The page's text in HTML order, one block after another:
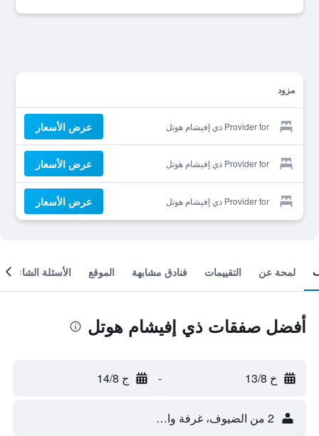
مزود
Provider for ذي إفيشام هوتل عرض الأسعار
Provider for ذي إفيشام هوتل عرض الأسعار
Provider for ذي إفيشام هوتل عرض الأسعار
لمحة عن التقييمات فنادق مشابهة الموقع الأسئلة الشائعة
أفضل صفقات ذي إفيشام هوتل
خ 13/8 - ج 14/8
2 من الضيوف، غرفة واحدة